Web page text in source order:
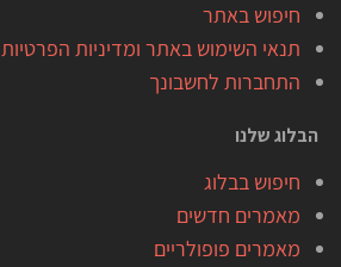
חיפוש באתר
תנאי השימוש באתר ומדיניות הפרטיות
התחברות לחשבונך
הבלוג שלנו
חיפוש בבלוג
מאמרים חדשים
מאמרים פופולריים